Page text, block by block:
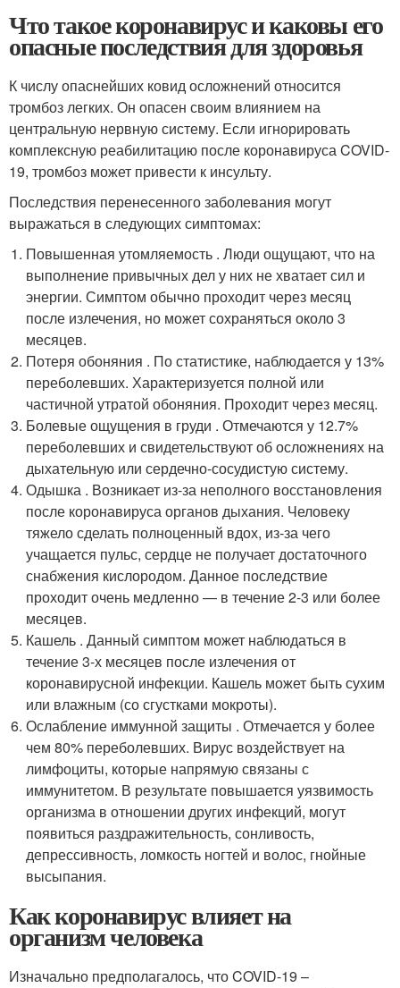
Что такое коронавирус и каковы его
опасные последствия для здоровья
К числу опаснейших ковид осложнений относится
тромбоз легких. Он опасен своим влиянием на
центральную нервную систему. Если игнорировать
комплексную реабилитацию после коронавируса COVID-
19, тромбоз может привести к инсульту.
Последствия перенесенного заболевания могут
выражаться в следующих симптомах:
Повышенная утомляемость . Люди ощущают, что на
выполнение привычных дел у них не хватает сил и
энергии. Симптом обычно проходит через месяц
после излечения, но может сохраняться около 3
месяцев.
Потеря обоняния . По статистике, наблюдается у 13%
переболевших. Характеризуется полной или
частичной утратой обоняния. Проходит через месяц.
Болевые ощущения в груди . Отмечаются у 12.7%
переболевших и свидетельствуют об осложнениях на
дыхательную или сердечно-сосудистую систему.
Одышка . Возникает из-за неполного восстановления
после коронавируса органов дыхания. Человеку
тяжело сделать полноценный вдох, из-за чего
учащается пульс, сердце не получает достаточного
снабжения кислородом. Данное последствие
проходит очень медленно — в течение 2-3 или более
месяцев.
Кашель . Данный симптом может наблюдаться в
течение 3-х месяцев после излечения от
коронавирусной инфекции. Кашель может быть сухим
или влажным (со сгустками мокроты).
Ослабление иммунной защиты . Отмечается у более
чем 80% переболевших. Вирус воздействует на
лимфоциты, которые напрямую связаны с
иммунитетом. В результате повышается уязвимость
организма в отношении других инфекций, могут
появиться раздражительность, сонливость,
депрессивность, ломкость ногтей и волос, гнойные
высыпания.
Как коронавирус влияет на
организм человека
Изначально предполагалось, что COVID-19 –